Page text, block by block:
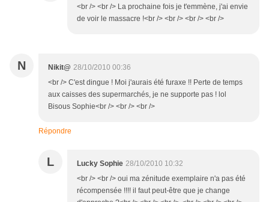
<br /> <br /> La prochaine fois je t'emmène, j'ai envie
de voir le massacre !<br /> <br /> <br /> <br />
N Nikit@ 28/10/2010 00:36
<br /> C'est dingue ! Moi j'aurais été furaxe !! Perte de temps
aux caisses des supermarchés, je ne supporte pas ! lol
Bisous Sophie<br /> <br /> <br />
Répondre
L Lucky Sophie 28/10/2010 10:32
<br /> <br /> oui ma zénitude exemplaire n'a pas été
récompensée !!!! il faut peut-être que je change